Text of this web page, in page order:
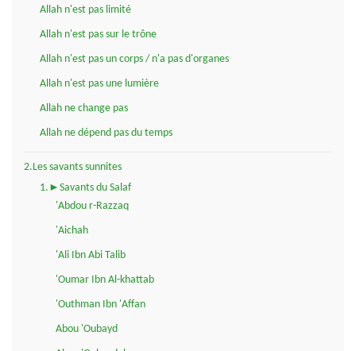
Allah n'est pas limité
Allah n'est pas sur le trône
Allah n'est pas un corps / n'a pas d'organes
Allah n'est pas une lumière
Allah ne change pas
Allah ne dépend pas du temps
2.Les savants sunnites
1.►Savants du Salaf
'Abdou r-Razzaq
'Aichah
'Ali Ibn Abi Talib
'Oumar Ibn Al-khattab
'Outhman Ibn 'Affan
Abou 'Oubayd